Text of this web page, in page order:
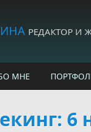
РЕДАКТОР И
МНЕ
6